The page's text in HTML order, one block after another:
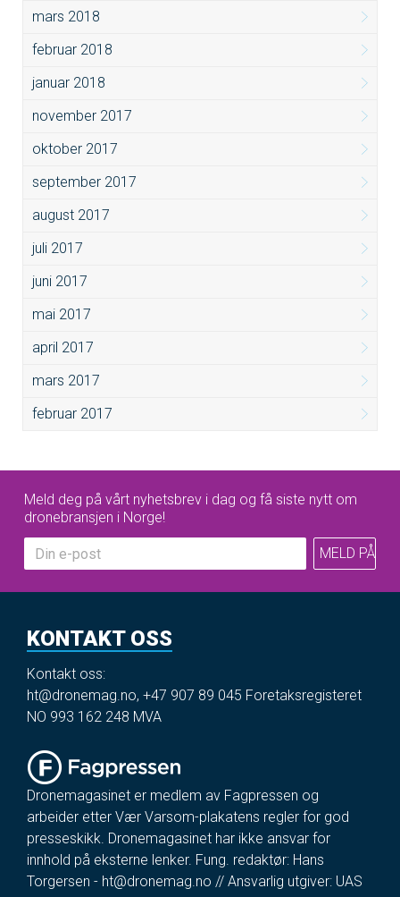
mars 2018
februar 2018
januar 2018
november 2017
oktober 2017
september 2017
august 2017
juli 2017
juni 2017
mai 2017
april 2017
mars 2017
februar 2017
Meld deg på vårt nyhetsbrev i dag og få siste nytt om
dronebransjen i Norge!
KONTAKT OSS
Kontakt oss:
ht@dronemag.no, +47 907 89 045 Foretaksregisteret
NO 993 162 248 MVA
Dronemagasinet er medlem av Fagpressen og
arbeider etter Vær Varsom-plakatens regler for god
presseskikk. Dronemagasinet har ikke ansvar for
innhold på eksterne lenker. Fung. redaktør: Hans
Torgersen - ht@dronemag.no // Ansvarlig utgiver: UAS